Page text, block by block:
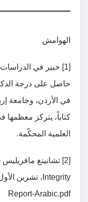
الهوامش
[1] خبير في
حاصل على درجة
العلمية المحكّمة.
Report-Arabic.pdf